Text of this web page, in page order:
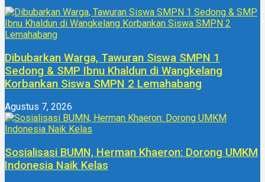
Dibubarkan Warga, Tawuran Siswa SMPN 1
Sedong & SMP Ibnu Khaldun di Wangkelang
Korbankan Siswa SMPN 2 Lemahabang
Agustus 7, 2026
Sosialisasi BUMN, Herman Khaeron: Dorong UMKM
Indonesia Naik Kelas